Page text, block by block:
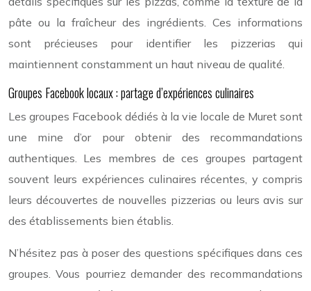
pâte ou la fraîcheur des ingrédients. Ces informations
sont précieuses pour identifier les pizzerias qui
maintiennent constamment un haut niveau de qualité.
Groupes Facebook locaux : partage d’expériences culinaires
Les groupes Facebook dédiés à la vie locale de Muret sont
une mine d’or pour obtenir des recommandations
authentiques. Les membres de ces groupes partagent
souvent leurs expériences culinaires récentes, y compris
leurs découvertes de nouvelles pizzerias ou leurs avis sur
des établissements bien établis.
N’hésitez pas à poser des questions spécifiques dans ces
groupes. Vous pourriez demander des recommandations